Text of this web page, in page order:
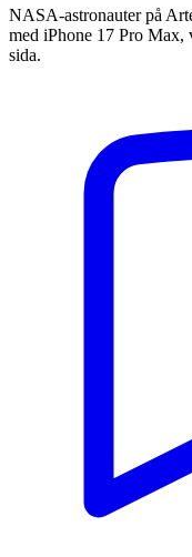
NASA-astronauter på
med iPhone 17 Pro
sida.